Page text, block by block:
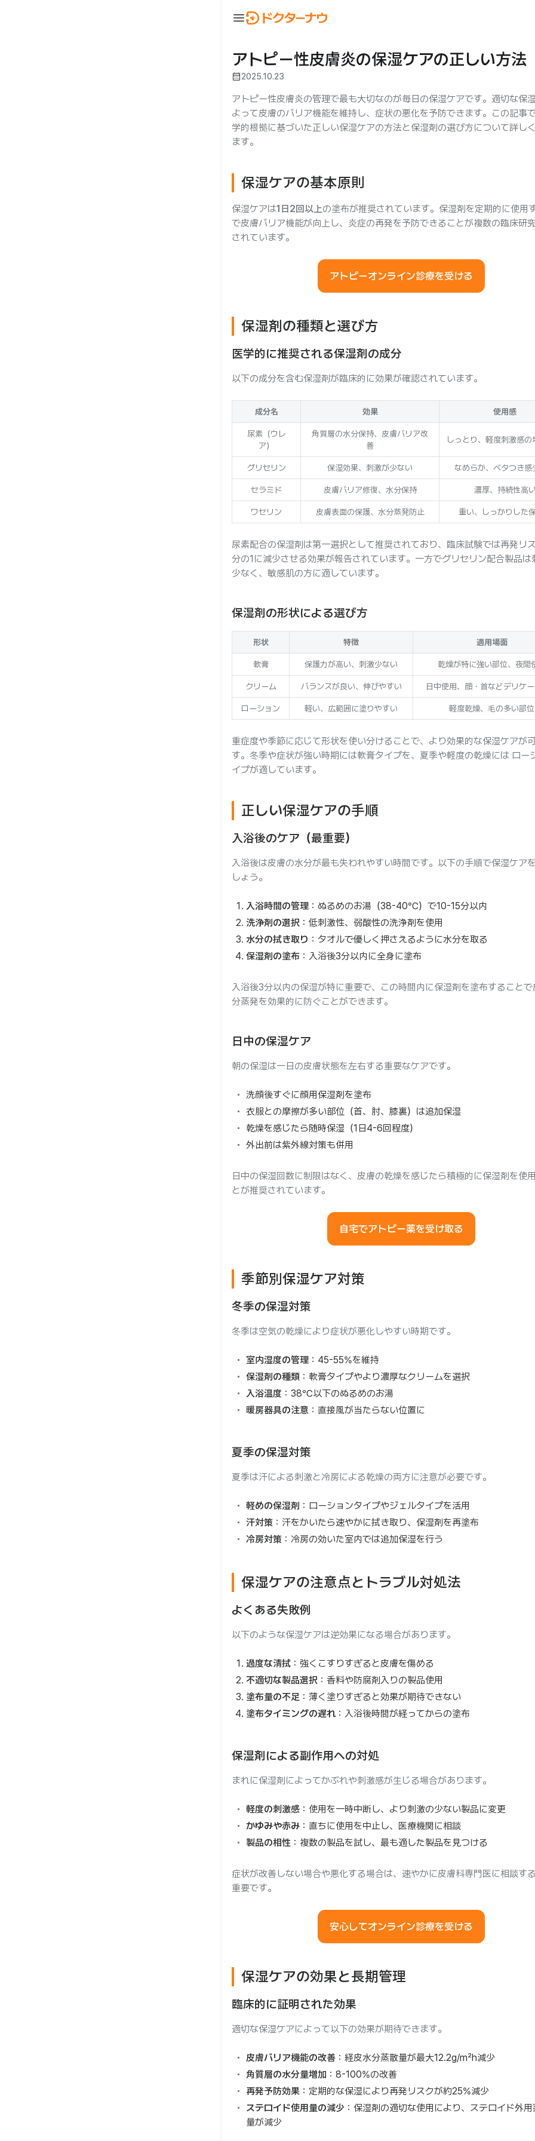
menu
アトピー性皮膚炎の保湿ケアの正しい方法
calendar_month2025.10.23
アトピー性皮膚炎の管理で最も大切なのが毎日の保湿ケアです。適切な保
よって皮膚のバリア機能を維持し、症状の悪化を予防できます。この記事
学的根拠に基づいた正しい保湿ケアの方法と保湿剤の選び方について詳し
ます。
保湿ケアの基本原則
保湿ケアは1日2回以上の塗布が推奨されています。保湿剤を定期的に使用
で皮膚バリア機能が向上し、炎症の再発を予防できることが複数の臨床研
されています。
アトピーオンライン診療を受ける
保湿剤の種類と選び方
医学的に推奨される保湿剤の成分
以下の成分を含む保湿剤が臨床的に効果が確認されています。
成分名 効果 使用感
尿素（ウレ
ア）
角質層の水分保持、皮膚バリア改
善
しっとり、軽度刺激感の
グリセリン 保湿効果、刺激が少ない なめらか、ベタつき感
セラミド 皮膚バリア修復、水分保持 濃厚、持続性高
ワセリン 皮膚表面の保護、水分蒸発防止 重い、しっかりした
尿素配合の保湿剤は第一選択として推奨されており、臨床試験では再発リ
分の1に減少させる効果が報告されています。一方でグリセリン配合製品は
少なく、敏感肌の方に適しています。
保湿剤の形状による選び方
形状 特徴 適用場面
軟膏 保護力が高い、刺激少ない 乾燥が特に強い部位、夜間
クリーム バランスが良い、伸びやすい 日中使用、顔・首などデリケ
ローション 軽い、広範囲に塗りやすい 軽度乾燥、毛の多い部位
重症度や季節に応じて形状を使い分けることで、より効果的な保湿ケアが
す。冬季や症状が強い時期には軟膏タイプを、夏季や軽度の乾燥には ロー
イプが適しています。
正しい保湿ケアの手順
入浴後のケア（最重要）
入浴後は皮膚の水分が最も失われやすい時間です。以下の手順で保湿ケア
しょう。
入浴時間の管理 ：ぬるめのお湯（38-40℃）で10-15分以内
洗浄剤の選択 ：低刺激性、弱酸性の洗浄剤を使用
水分の拭き取り ：タオルで優しく押さえるように水分を取る
保湿剤の塗布 ：入浴後3分以内に全身に塗布
入浴後3分以内の保湿が特に重要で、この時間内に保湿剤を塗布すること
分蒸発を効果的に防ぐことができます。
日中の保湿ケア
朝の保湿は一日の皮膚状態を左右する重要なケアです。
洗顔後すぐに顔用保湿剤を塗布
衣服との摩擦が多い部位（首、肘、膝裏）は追加保湿
乾燥を感じたら随時保湿（1日4-6回程度）
外出前は紫外線対策も併用
日中の保湿回数に制限はなく、皮膚の乾燥を感じたら積極的に保湿剤を使
とが推奨されています。
自宅でアトピー薬を受け取る
季節別保湿ケア対策
冬季の保湿対策
冬季は空気の乾燥により症状が悪化しやすい時期です。
室内湿度の管理 ：45-55%を維持
保湿剤の種類 ：軟膏タイプやより濃厚なクリームを選択
入浴温度 ：38℃以下のぬるめのお湯
暖房器具の注意 ：直接風が当たらない位置に
夏季の保湿対策
夏季は汗による刺激と冷房による乾燥の両方に注意が必要です。
軽めの保湿剤 ：ローションタイプやジェルタイプを活用
汗対策 ：汗をかいたら速やかに拭き取り、保湿剤を再塗布
冷房対策 ：冷房の効いた室内では追加保湿を行う
保湿ケアの注意点とトラブル対処法
よくある失敗例
以下のような保湿ケアは逆効果になる場合があります。
過度な清拭 ：強くこすりすぎると皮膚を傷める
不適切な製品選択 ：香料や防腐剤入りの製品使用
塗布量の不足 ：薄く塗りすぎると効果が期待できない
塗布タイミングの遅れ：入浴後時間が経ってからの塗布
保湿剤による副作用への対処
まれに保湿剤によってかぶれや刺激感が生じる場合があります。
軽度の刺激感 ：使用を一時中断し、より刺激の少ない製品に変更
かゆみや赤み ：直ちに使用を中止し、医療機関に相談
製品の相性 ：複数の製品を試し、最も適した製品を見つける
症状が改善しない場合や悪化する場合は、速やかに皮膚科専門医に相談す
重要です。
安心してオンライン診療を受ける
保湿ケアの効果と長期管理
臨床的に証明された効果
適切な保湿ケアによって以下の効果が期待できます。
皮膚バリア機能の改善 ：経皮水分蒸散量が最大12.2g/m²h減少
角質層の水分量増加 ：8-100%の改善
再発予防効果 ：定期的な保湿により再発リスクが約25%減少
ステロイド使用量の減少 ：保湿剤の適切な使用により、ステロイド外
量が減少